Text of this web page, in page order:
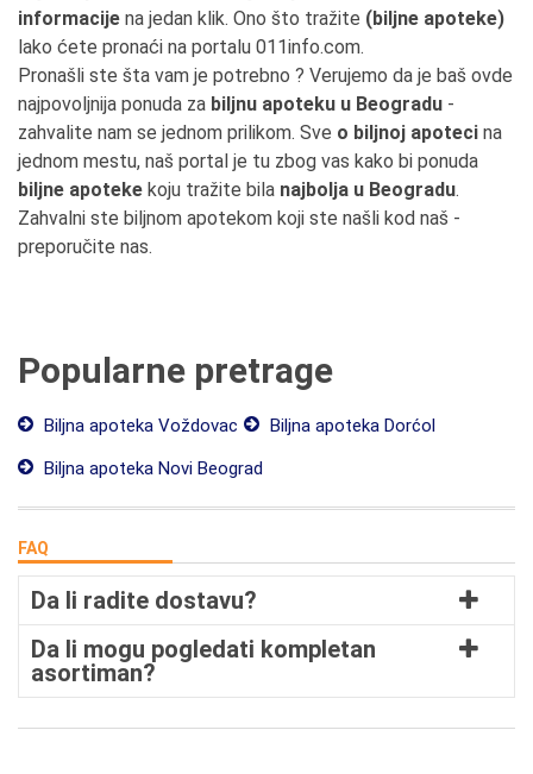
informacije na jedan klik. Ono što tražite (biljne apoteke)
lako ćete pronaći na portalu 011info.com.
Pronašli ste šta vam je potrebno ? Verujemo da je baš ovde
najpovoljnija ponuda za biljnu apoteku u Beogradu -
zahvalite nam se jednom prilikom. Sve o biljnoj apoteci na
jednom mestu, naš portal je tu zbog vas kako bi ponuda
biljne apoteke koju tražite bila najbolja u Beogradu.
Zahvalni ste biljnom apotekom koji ste našli kod naš -
preporučite nas.
Popularne pretrage
Biljna apoteka Voždovac
Biljna apoteka Dorćol
Biljna apoteka Novi Beograd
FAQ
Da li radite dostavu?
Da li mogu pogledati kompletan
asortiman?